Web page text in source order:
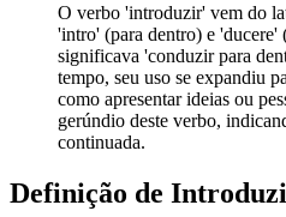
O verbo 'introduzir' vem do
'intro' (para dentro) e
significava 'conduzir para
tempo, seu uso se expandiu
como apresentar ideias ou
gerúndio deste verbo,
continuada.
Definição de